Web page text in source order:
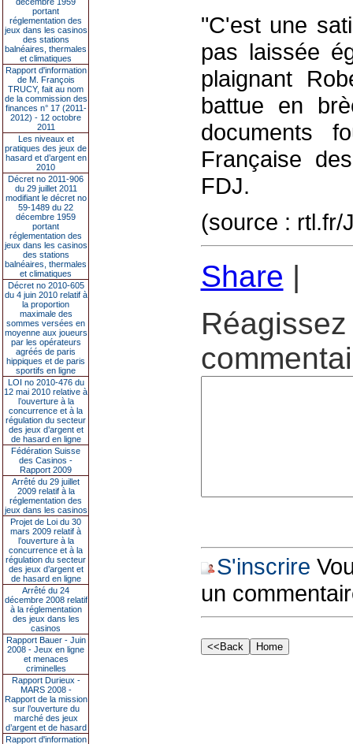
portant
réglementation des
jeux dans les casinos
des stations
balnéaires, thermales
et climatiques
Rapport d'information
de M. François
TRUCY, fait au nom
de la commission des
finances n° 17 (2011-
2012) - 12 octobre
2011
Les niveaux et
pratiques des jeux de
hasard et d’argent en
2010
Décret no 2011-906
du 29 juillet 2011
modifiant le décret no
59-1489 du 22
décembre 1959
portant
réglementation des
jeux dans les casinos
des stations
balnéaires, thermales
et climatiques
Décret no 2010-605
du 4 juin 2010 relatif à
la proportion
maximale des
sommes versées en
moyenne aux joueurs
par les opérateurs
agréés de paris
hippiques et de paris
sportifs en ligne
LOI no 2010-476 du
12 mai 2010 relative à
l’ouverture à la
concurrence et à la
régulation du secteur
des jeux d’argent et
de hasard en ligne
Fédération Suisse
des Casinos -
Rapport 2009
Arrêté du 29 juillet
2009 relatif à la
réglementation des
jeux dans les casinos
Projet de Loi du 30
mars 2009 relatif à
l’ouverture à la
concurrence et à la
régulation du secteur
des jeux d’argent et
de hasard en ligne
Arrêté du 24
décembre 2008 relatif
à la réglementation
des jeux dans les
casinos
Rapport Bauer - Juin
2008 - Jeux en ligne
et menaces
criminelles
Rapport Durieux -
MARS 2008 -
Rapport de la mission
sur l’ouverture du
marché des jeux
d’argent et de hasard
Rapport d'information
"C'est une
pas laissée
plaignant
battue en
documents
Française
FDJ.
(source : rtl.fr/
Share |
S'inscrire
un